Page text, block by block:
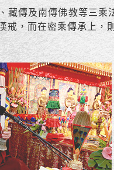
藏傳及南傳佛教等三乘
戒，而在密乘傳承上，